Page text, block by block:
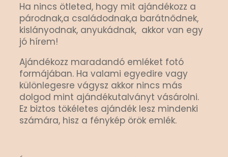
Ha nincs ötleted, hogy mit ajándékozz a
párodnak,a családodnak,a barátnődnek,
kislányodnak, anyukádnak, akkor van egy
jó hírem!
Ajándékozz maradandó emléket fotó
formájában. Ha valami egyedire vagy
különlegesre vágysz akkor nincs más
dolgod mint ajándékutalványt vásárolni.
Ez biztos tökéletes ajándék lesz mindenki
számára, hisz a fénykép örök emlék.